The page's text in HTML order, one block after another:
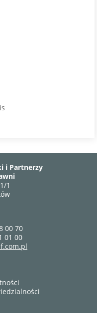
i Partnerzy
1
00 70
01 00